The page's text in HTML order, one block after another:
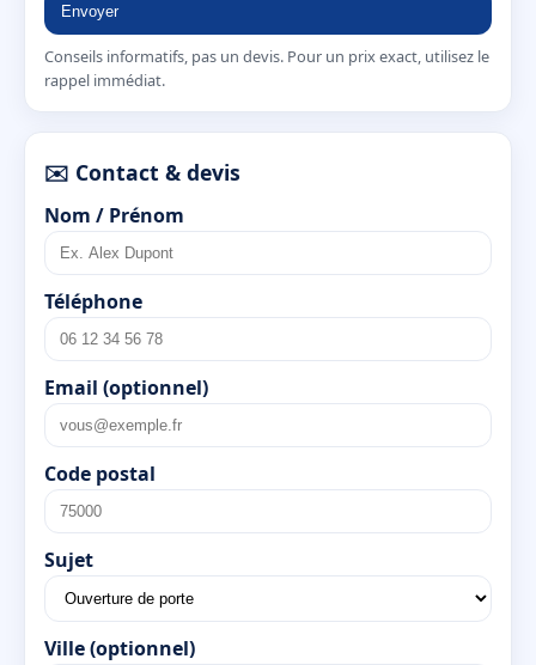
Envoyer
Conseils informatifs, pas un devis. Pour un prix exact, utilisez le
rappel immédiat.
✉️ Contact & devis
Nom / Prénom
Téléphone
Email (optionnel)
Code postal
Sujet
Ville (optionnel)